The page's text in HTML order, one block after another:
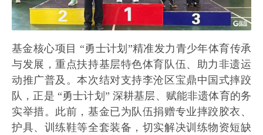
基金核心项目 “勇士计划”精准发力青少年体育传承
与发展，重点扶持基层特色体育队伍、助力非遗运
动推广普及。本次结对支持李沧区宝鼎中国式摔跤
队，正是 “勇士计划” 深耕基层、赋能非遗体育的务
实举措。此前，基金已为队伍捐赠专业摔跤胶衣、
护具、训练鞋等全套装备，切实解决训练物资短缺